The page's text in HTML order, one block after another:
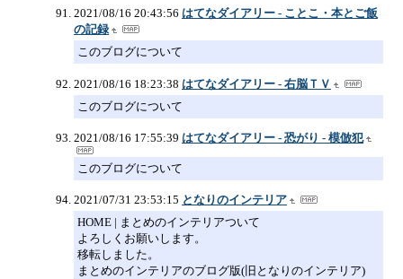
2021/08/16 20:43:56 はてなダイアリー - ことこ・本とご飯
の記録
このブログについて
2021/08/16 18:23:38 はてなダイアリー - 右脳ＴＶ
このブログについて
2021/08/16 17:55:39 はてなダイアリー - 恐がり - 模倣犯
このブログについて
2021/07/31 23:53:15 となりのインテリア
HOME | まとめのインテリアついて
よろしくお願いします。
移転しました。
まとめのインテリアのブログ版(旧となりのインテリア)